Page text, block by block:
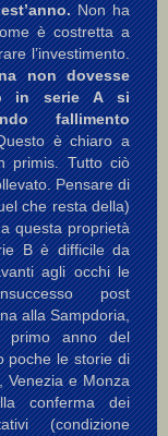
Non ha
è costretta a
l’investimento.
non dovesse
in serie A si
fallimento
è chiaro a
primis. Tutto ciò
Pensare di
che resta della)
questa proprietà
B è difficile da
agli occhi le
post
alla Sampdoria,
primo anno del
poche le storie di
Venezia e Monza
conferma dei
(condizione